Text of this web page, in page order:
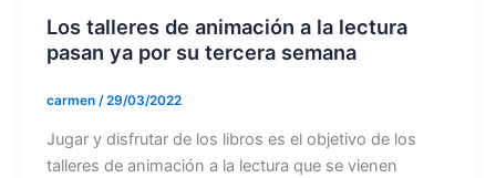
Los talleres de animación a la lectura
pasan ya por su tercera semana
carmen /29/03/2022
Jugar y disfrutar de los libros es el objetivo de los
talleres de animación a la lectura que se vienen